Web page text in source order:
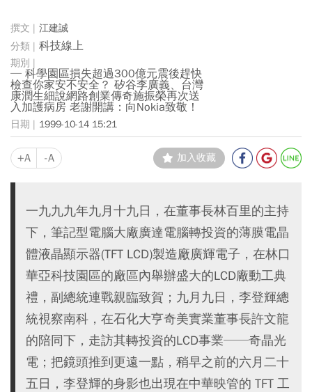
江建誠
科技線上
─ 科學園區損失超過300億元震後趕快
檢查你家安不安全？ 矽谷李廣義、台灣
康潤生細說網路創業傳奇施振榮再次送
入加護病房 老謝開講：向Nokia致敬！
1999-10-14 15:21
+A -A 加入收藏
一九九九年九月十九日，在董事長林百里的主持
下，筆記型電腦大廠廣達電腦轉投資的薄膜電晶
體液晶顯示器(TFT LCD)製造廠廣輝電子，在林口
華亞科技園區的廠區內舉辦盛大的LCD廠動工典
禮，副總統連戰親臨致賀；九月九日，李登輝總
統視察南科，在石化大亨奇美實業董事長許文龍
的陪同下，走訪其轉投資的LCD事業──奇晶光
電；把鏡頭推到更遠一點，稍早之前的六月二十
五日，李登輝的身影也出現在中華映管的 TFT 工